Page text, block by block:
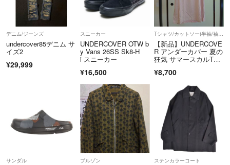
デニム/ジーンズ
undercover85デニム サ
イズ2
¥29,999
スニーカー
UNDERCOVER OTW b
y Vans 26SS Sk8-H
i スニーカー
¥16,500
Tシャツ/カットソー(半袖/袖なし)
【新品】UNDERCOVE
R アンダーカバー 夏の
狂気 サマースカルTシ
¥8,700
サンダル ブルゾン ステンカラーコート